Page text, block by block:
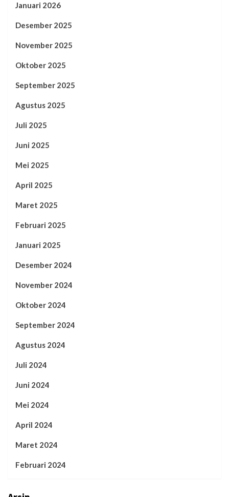
Januari 2026
Desember 2025
November 2025
Oktober 2025
September 2025
Agustus 2025
Juli 2025
Juni 2025
Mei 2025
April 2025
Maret 2025
Februari 2025
Januari 2025
Desember 2024
November 2024
Oktober 2024
September 2024
Agustus 2024
Juli 2024
Juni 2024
Mei 2024
April 2024
Maret 2024
Februari 2024